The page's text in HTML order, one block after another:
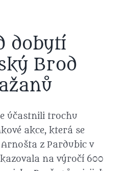
dobytí
Brod
účastnili trochu
akce, která se
z Pardubic v
na výročí 600